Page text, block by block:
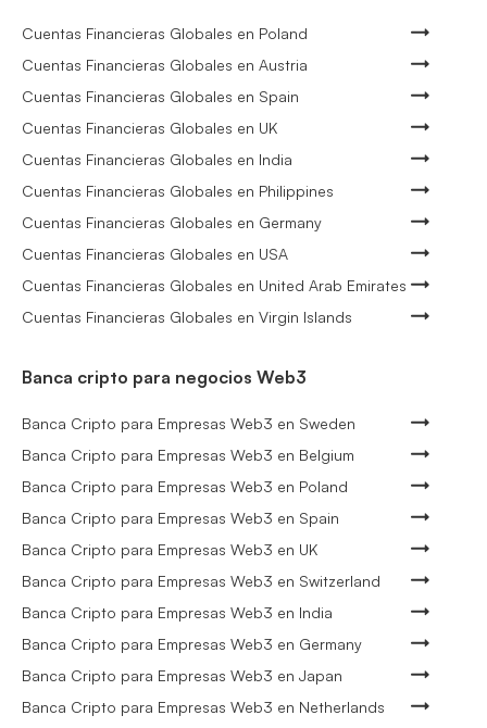
Cuentas Financieras Globales en Poland
Cuentas Financieras Globales en Austria
Cuentas Financieras Globales en Spain
Cuentas Financieras Globales en UK
Cuentas Financieras Globales en India
Cuentas Financieras Globales en Philippines
Cuentas Financieras Globales en Germany
Cuentas Financieras Globales en USA
Cuentas Financieras Globales en United Arab Emirates
Cuentas Financieras Globales en Virgin Islands
Banca cripto para negocios Web3
Banca Cripto para Empresas Web3 en Sweden
Banca Cripto para Empresas Web3 en Belgium
Banca Cripto para Empresas Web3 en Poland
Banca Cripto para Empresas Web3 en Spain
Banca Cripto para Empresas Web3 en UK
Banca Cripto para Empresas Web3 en Switzerland
Banca Cripto para Empresas Web3 en India
Banca Cripto para Empresas Web3 en Germany
Banca Cripto para Empresas Web3 en Japan
Banca Cripto para Empresas Web3 en Netherlands